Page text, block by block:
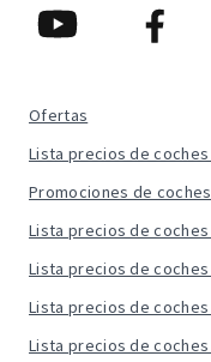
Ofertas
Lista precios de coches
Promociones de coches
Lista precios de coches
Lista precios de coches
Lista precios de coches
Lista precios de